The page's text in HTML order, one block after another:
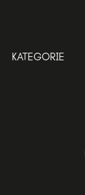
KATEGORIE